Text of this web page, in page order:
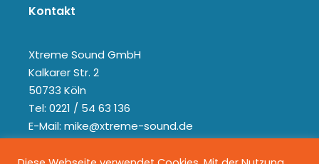
Kontakt
Xtreme Sound GmbH
Kalkarer Str. 2
50733 Köln
Tel: 0221 / 54 63 136
E-Mail: mike@xtreme-sound.de